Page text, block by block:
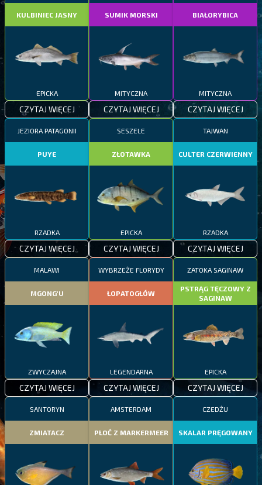
KULBINIEC JASNY
EPICKA
CZYTAJ WIĘCEJ
SUMIK MORSKI
MITYCZNA
CZYTAJ WIĘCEJ
BIAŁORYBICA
MITYCZNA
CZYTAJ WIĘCEJ
JEZIORA PATAGONII
PUYE
RZADKA
CZYTAJ WIĘCEJ
SESZELE
ZŁOTAWKA
EPICKA
CZYTAJ WIĘCEJ
TAJWAN
CULTER CZERWIENNY
RZADKA
CZYTAJ WIĘCEJ
MALAWI
MGONG'U
ZWYCZAJNA
CZYTAJ WIĘCEJ
WYBRZEŻE FLORYDY
ŁOPATOGŁÓW
LEGENDARNA
CZYTAJ WIĘCEJ
ZATOKA SAGINAW
PSTRĄG TĘCZOWY Z
SAGINAW
EPICKA
CZYTAJ WIĘCEJ
SANTORYN
ZMIATACZ
AMSTERDAM
PŁOĆ Z MARKERMEER
CZEDŻU
SKALAR PRĘGOWANY